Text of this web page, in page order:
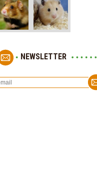
NEWSLETTER